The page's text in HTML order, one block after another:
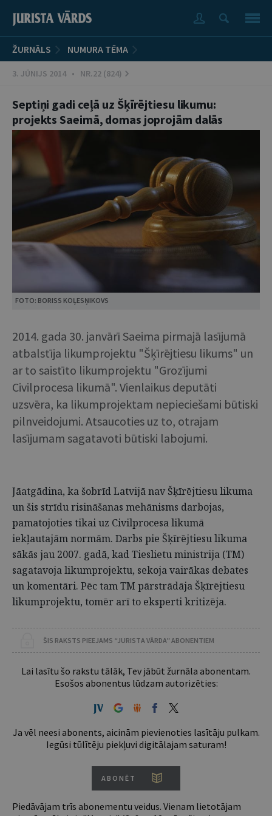
ŽURNĀLS NUMURA TĒMA
3. JŪNIJS 2014 • NR.22 (824)
Septiņi gadi ceļā uz Šķīrējtiesu likumu:
projekts Saeimā, domas joprojām dalās
FOTO: BORISS KOĻESŅIKOVS
2014. gada 30. janvārī Saeima pirmajā lasījumā
atbalstīja likumprojektu "Šķīrējtiesu likums" un
ar to saistīto likumprojektu "Grozījumi
Civilprocesa likumā". Vienlaikus deputāti
uzsvēra, ka likumprojektam nepieciešami būtiski
pilnveidojumi. Atsaucoties uz to, otrajam
lasījumam sagatavoti būtiski labojumi.
Jāatgādina, ka šobrīd Latvijā nav Šķīrējtiesu likuma
un šis strīdu risināšanas mehānisms darbojas,
pamatojoties tikai uz Civilprocesa likumā
iekļautajām normām. Darbs pie Šķīrējtiesu likuma
sākās jau 2007. gadā, kad Tieslietu ministrija (TM)
sagatavoja likumprojektu, sekoja vairākas debates
un komentāri. Pēc tam TM pārstrādāja Šķīrējtiesu
likumprojektu, tomēr arī to eksperti kritizēja.
ŠIS RAKSTS PIEEJAMS “JURISTA VĀRDA” ABONENTIEM
Lai lasītu šo rakstu tālāk, Tev jābūt žurnāla abonentam.
Esošos abonentus lūdzam autorizēties:
Ja vēl neesi abonents, aicinām pievienoties lasītāju pulkam.
Iegūsi tūlītēju piekļuvi digitālajam saturam!
ABONĒT
Piedāvājam trīs abonementu veidus. Vienam lietotājam